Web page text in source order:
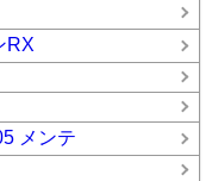
RX
メンテ